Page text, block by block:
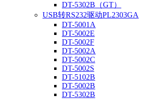
DT-5302B（GT）
USB转RS232驱动PL2303GA
DT-5001A
DT-5002E
DT-5002F
DT-5002A
DT-5002C
DT-5002S
DT-5102B
DT-5002B
DT-5302B